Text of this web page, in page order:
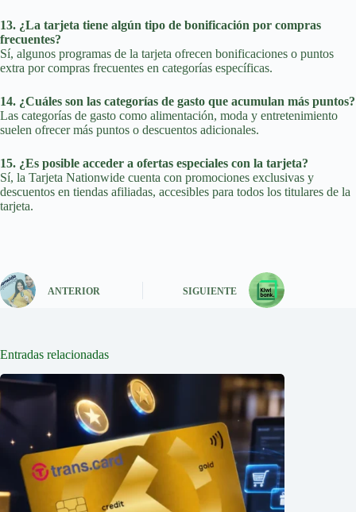
13. ¿La tarjeta tiene algún tipo de bonificación por compras
frecuentes?
Sí, algunos programas de la tarjeta ofrecen bonificaciones o puntos
extra por compras frecuentes en categorías específicas.
14. ¿Cuáles son las categorías de gasto que acumulan más puntos?
Las categorías de gasto como alimentación, moda y entretenimiento
suelen ofrecer más puntos o descuentos adicionales.
15. ¿Es posible acceder a ofertas especiales con la tarjeta?
Sí, la Tarjeta Nationwide cuenta con promociones exclusivas y
descuentos en tiendas afiliadas, accesibles para todos los titulares de la
tarjeta.
ANTERIOR SIGUIENTE
Entradas relacionadas